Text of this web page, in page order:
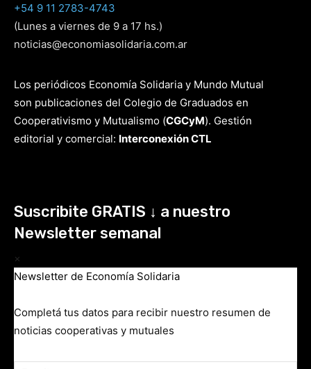
+54 9 11 2783-4743
(Lunes a viernes de 9 a 17 hs.)
noticias@economiasolidaria.com.ar
Los periódicos Economía Solidaria y Mundo Mutual
son publicaciones del Colegio de Graduados en
Cooperativismo y Mutualismo (CGCyM). Gestión
editorial y comercial: Interconexión CTL
Suscribite GRATIS ↓ a nuestro
Newsletter semanal
×
Newsletter de Economía Solidaria
Completá tus datos para recibir nuestro resumen de
noticias cooperativas y mutuales